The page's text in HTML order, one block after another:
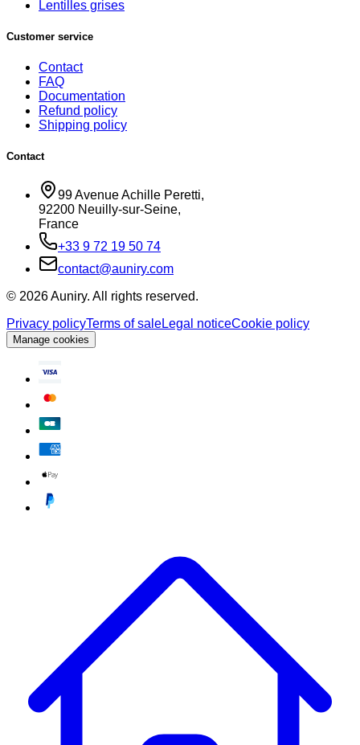
Lentilles grises
Customer service
Contact
FAQ
Documentation
Refund policy
Shipping policy
Contact
99 Avenue Achille Peretti,
92200 Neuilly-sur-Seine,
France
+33 9 72 19 50 74
contact@auniry.com
© 2026 Auniry. All rights reserved.
Privacy policyTerms of saleLegal noticeCookie policy
Manage cookies